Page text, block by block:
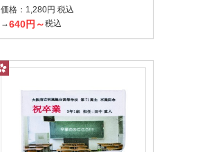
価格： 1,280円 税込
→640円～税込